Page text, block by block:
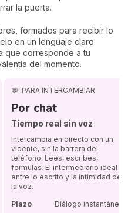
la puerta.
formados para recibir lo
en un lenguaje claro.
que corresponde a tu
del momento.
💬 PARA INTERCAMBIAR
Por chat
Tiempo real sin voz
Intercambia en directo con un
vidente, sin la barrera del
teléfono. Lees, escribes,
formulas. El intermediario ideal
entre lo escrito y la intimidad de
la voz.
Plazo
Diálogo instantáneo